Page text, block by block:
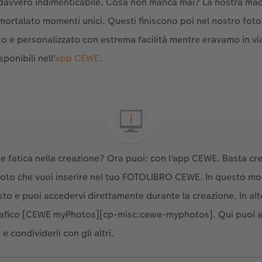
momenti unici. Questi finiscono poi nel nostro
e personalizzato con estrema facilità mentre eravamo in
nell'app CEWE.
fatica nella creazione? Ora puoi: con l'app CEWE. Basta
che vuoi inserire nel tuo FOTOLIBRO CEWE. In questo
e puoi accedervi direttamente durante la creazione. In
[CEWE myPhotos][cp-misc:cewe-myphotos]. Qui puoi
condividerli con gli altri.